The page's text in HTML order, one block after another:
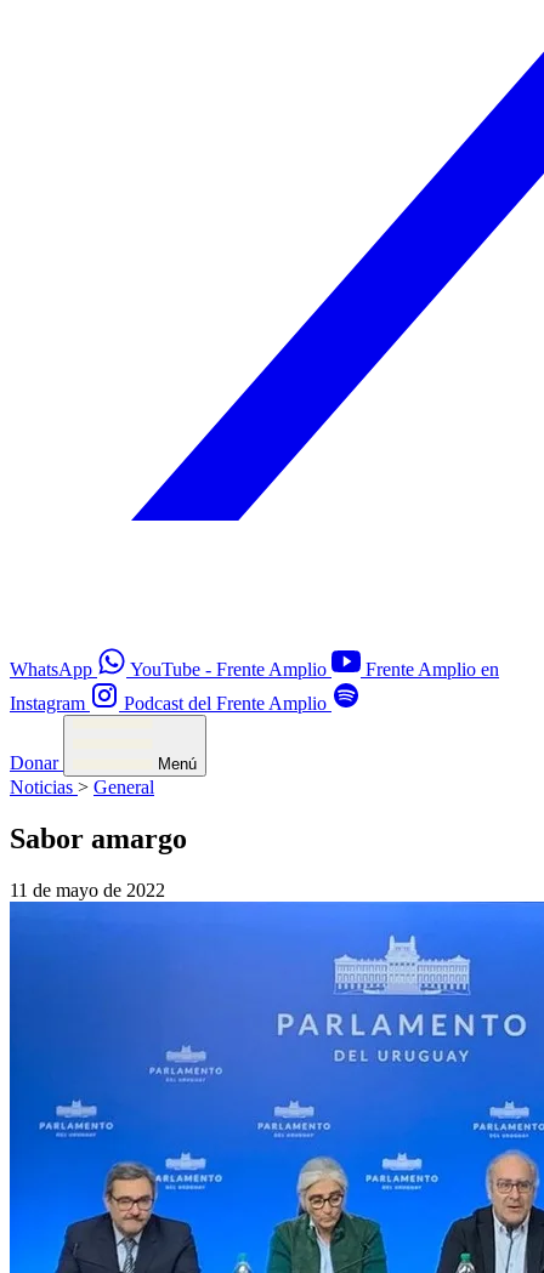
WhatsApp YouTube - Frente Amplio
Frente Amplio en
Instagram
Podcast del Frente Amplio
Donar Menú
Noticias > General
Sabor amargo
11 de mayo de 2022